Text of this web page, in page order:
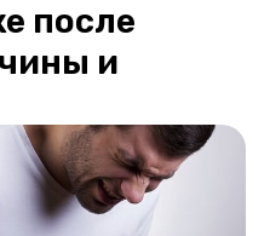
после
и